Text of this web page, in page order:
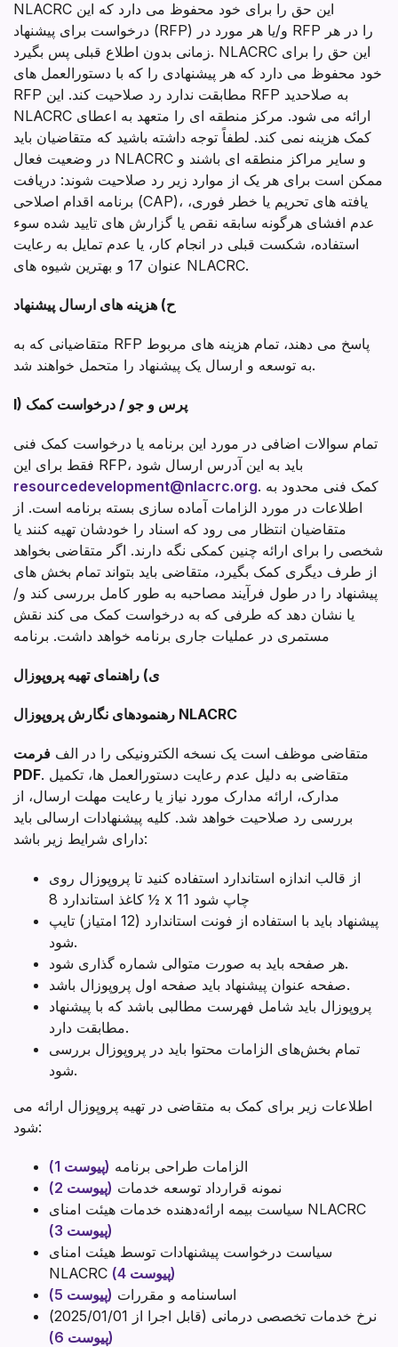
NLACRC این حق را برای خود محفوظ می دارد که این
درخواست برای پیشنهاد (RFP) و/یا هر مورد در RFP را در هر
زمانی بدون اطلاع قبلی پس بگیرد. NLACRC این حق را برای
خود محفوظ می دارد که هر پیشنهادی را که با دستورالعمل های
RFP مطابقت ندارد رد صلاحیت کند. این RFP به صلاحدید
NLACRC ارائه می شود. مرکز منطقه ای را متعهد به اعطای
کمک هزینه نمی کند. لطفاً توجه داشته باشید که متقاضیان باید
در وضعیت فعال NLACRC و سایر مراکز منطقه ای باشند و
ممکن است برای هر یک از موارد زیر رد صلاحیت شوند: دریافت
برنامه اقدام اصلاحی (CAP)، یافته های تحریم یا خطر فوری،
عدم افشای هرگونه سابقه نقص یا گزارش های تایید شده سوء
استفاده، شکست قبلی در انجام کار، یا عدم تمایل به رعایت
عنوان 17 و بهترین شیوه های NLACRC.
ح) هزینه های ارسال پیشنهاد
متقاضیانی که به RFP پاسخ می دهند، تمام هزینه های مربوط
به توسعه و ارسال یک پیشنهاد را متحمل خواهند شد.
I) پرس و جو / درخواست کمک
تمام سوالات اضافی در مورد این برنامه یا درخواست کمک فنی
فقط برای این RFP، باید به این آدرس ارسال شود
resourcedevelopment@nlacrc.org. کمک فنی محدود به
اطلاعات در مورد الزامات آماده سازی بسته برنامه است. از
متقاضیان انتظار می رود که اسناد را خودشان تهیه کنند یا
شخصی را برای ارائه چنین کمکی نگه دارند. اگر متقاضی بخواهد
از طرف دیگری کمک بگیرد، متقاضی باید بتواند تمام بخش های
پیشنهاد را در طول فرآیند مصاحبه به طور کامل بررسی کند و/
یا نشان دهد که طرفی که به درخواست کمک می کند نقش
مستمری در عملیات جاری برنامه خواهد داشت. برنامه
ی) راهنمای تهیه پروپوزال
رهنمودهای نگارش پروپوزال NLACRC
متقاضی موظف است یک نسخه الکترونیکی را در الف فرمت
PDF. متقاضی به دلیل عدم رعایت دستورالعمل ها، تکمیل
مدارک، ارائه مدارک مورد نیاز یا رعایت مهلت ارسال، از
بررسی رد صلاحیت خواهد شد. کلیه پیشنهادات ارسالی باید
دارای شرایط زیر باشد:
از قالب اندازه استاندارد استفاده کنید تا پروپوزال روی
کاغذ استاندارد 8 ½ x 11 چاپ شود
پیشنهاد باید با استفاده از فونت استاندارد (12 امتیاز) تایپ
شود.
هر صفحه باید به صورت متوالی شماره گذاری شود.
صفحه عنوان پیشنهاد باید صفحه اول پروپوزال باشد.
پروپوزال باید شامل فهرست مطالبی باشد که با پیشنهاد
مطابقت دارد.
تمام بخش‌های الزامات محتوا باید در پروپوزال بررسی
شود.
اطلاعات زیر برای کمک به متقاضی در تهیه پروپوزال ارائه می
شود:
الزامات طراحی برنامه (پیوست 1)
نمونه قرارداد توسعه خدمات (پیوست 2)
سیاست بیمه ارائه‌دهنده خدمات هیئت امنای NLACRC
(پیوست 3)
سیاست درخواست پیشنهادات توسط هیئت امنای
NLACRC
(پیوست 4)
اساسنامه و مقررات (پیوست 5)
نرخ خدمات تخصصی درمانی (قابل اجرا از 2025/01/01)
(پیوست 6)